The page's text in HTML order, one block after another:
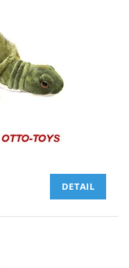
DETAIL